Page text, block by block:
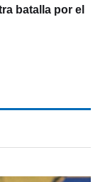
batalla por el